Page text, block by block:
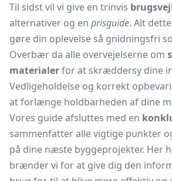
Til sidst vil vi give en trinvis
alternativer og en prisguide. Alt
gøre din oplevelse så gnidningsfri
Overbær da alle overvejelserne om
materialerfor at skræddersy dine
Vedligeholdelse og korrekt
at forlænge holdbarheden af dine
Vores guide afsluttes med en
sammenfatter alle vigtige punkter
på dine næste byggeprojekter. Her
brænder vi for at give dig den